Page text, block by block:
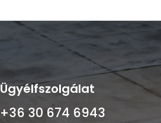
Ügyélfszolgálat
+36 30 674 6943